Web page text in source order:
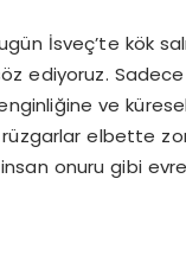
İsveç’te kök
ediyoruz.
ve
elbette
onuru gibi